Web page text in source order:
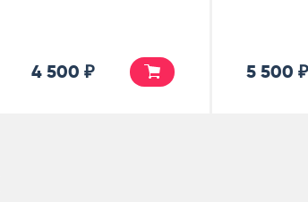
4 500 ₽ 5 500 ₽